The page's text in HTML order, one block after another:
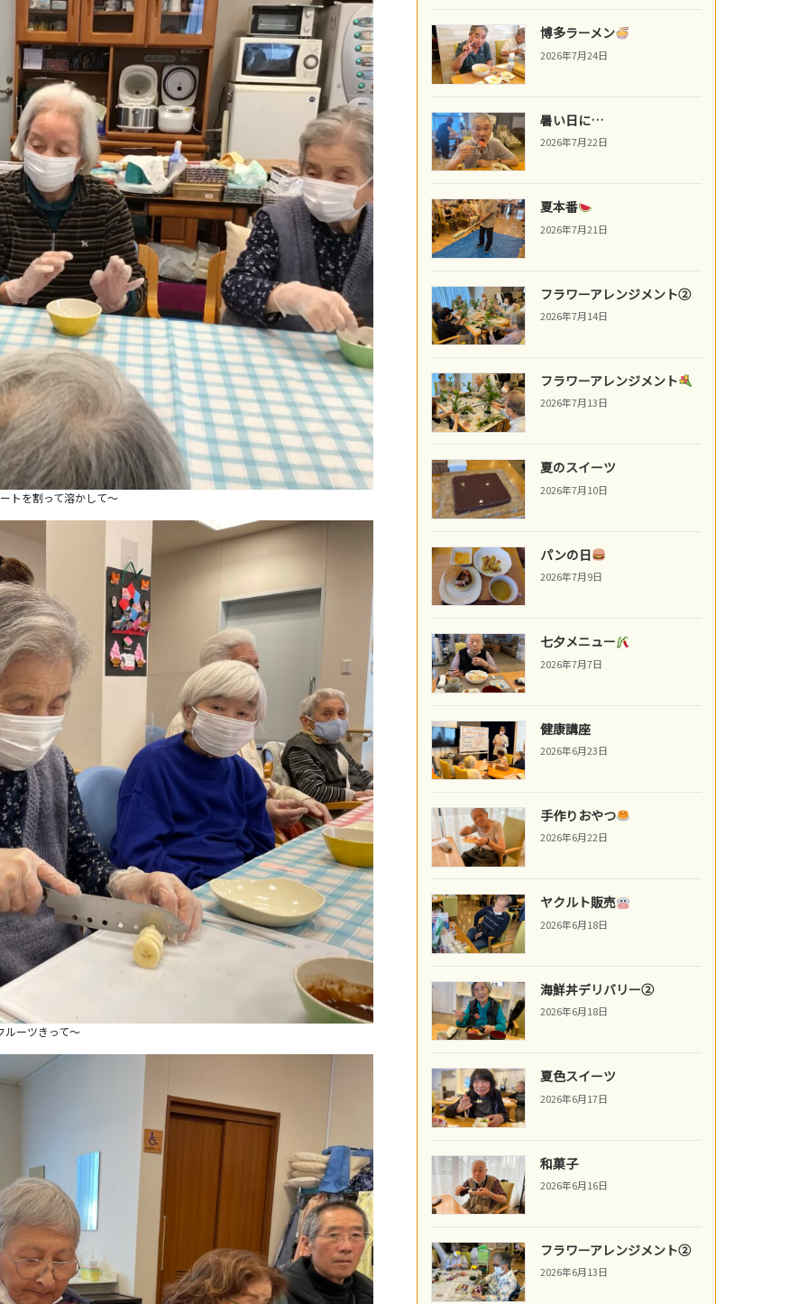
トを割って溶かして〜
ルーツきって〜
博多ラーメン
2026年7月24日
暑い日に…
2026年7月22日
夏本番
2026年7月21日
フラワーアレンジメント②
2026年7月14日
フラワーアレンジメント
2026年7月13日
夏のスイーツ
2026年7月10日
パンの日
2026年7月9日
七夕メニュー
2026年7月7日
健康講座
2026年6月23日
手作りおやつ
2026年6月22日
ヤクルト販売
2026年6月18日
海鮮丼デリバリー②
2026年6月18日
夏色スイーツ
2026年6月17日
和菓子
2026年6月16日
フラワーアレンジメント②
2026年6月13日